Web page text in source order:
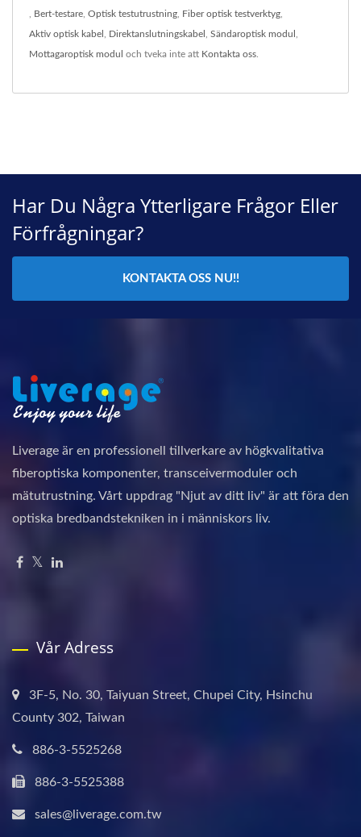
, Bert-testare, Optisk testutrustning, Fiber optisk testverktyg,
Aktiv optisk kabel , Direktanslutningskabel , Sändaroptisk modul ,
Mottagaroptisk modul och tveka inte att Kontakta oss.
Har Du Några Ytterligare Frågor Eller
Förfrågningar?
KONTAKTA OSS NU!!
Liverage är en professionell tillverkare av högkvalitativa
fiberoptiska komponenter, transceivermoduler och
mätutrustning. Vårt uppdrag "Njut av ditt liv" är att föra den
optiska bredbandstekniken in i människors liv.
Vår Adress
3F-5, No. 30, Taiyuan Street, Chupei City, Hsinchu
County 302, Taiwan
886-3-5525268
886-3-5525388
sales@liverage.com.tw